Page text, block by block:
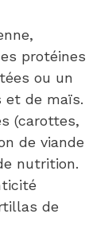
protéines
ou un
et de maïs.
(carottes,
de viande
nutrition.
de